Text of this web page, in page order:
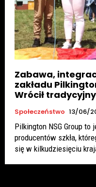
Zabawa,
zakładu
Wrócił
Społeczeństwo 13/06/
Pilkington NSG Group to
producentów szkła,
się w kilkudziesięciu